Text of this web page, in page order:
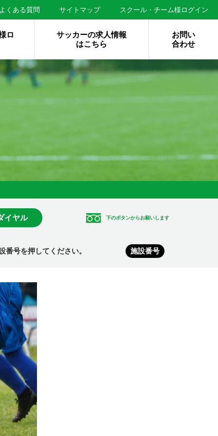
くある質問 サイトマップ スクール・チーム様ログイン
ロ
サッカーの求人情報
はこちら
お問い
合わせ
イヤル 下のボタンからお願いします
番号を押してください。 施設番号